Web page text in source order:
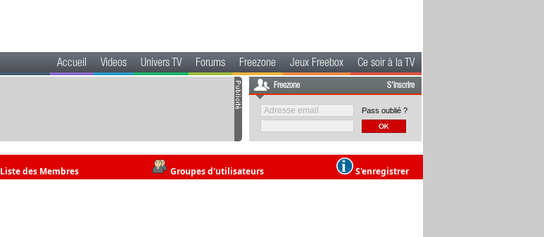
Accueil Videos Univers TV Forums Freezone Jeux Freebox Ce soir à la TV
Freezone S'inscrire
Pass oublié ?
Liste des Membres Groupes d'utilisateurs S'enregistrer